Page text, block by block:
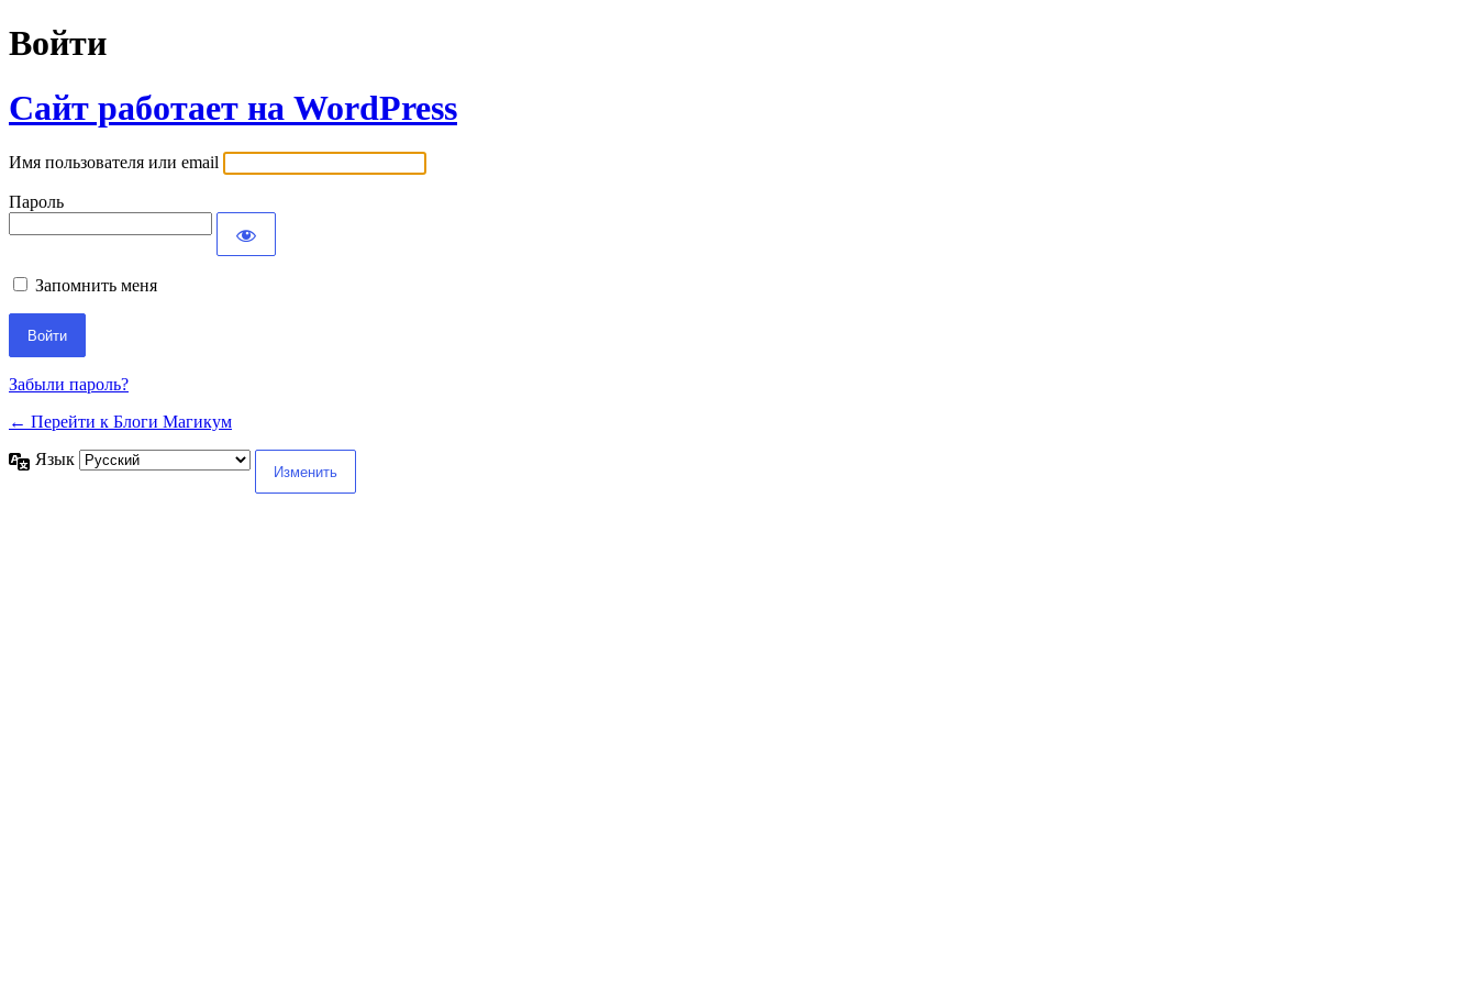
Войти
Сайт работает на WordPress
Имя пользователя или email
Пароль
Запомнить меня
Забыли пароль?
← Перейти к Блоги Магикум
Язык